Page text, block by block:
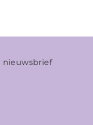
nieuwsbrief